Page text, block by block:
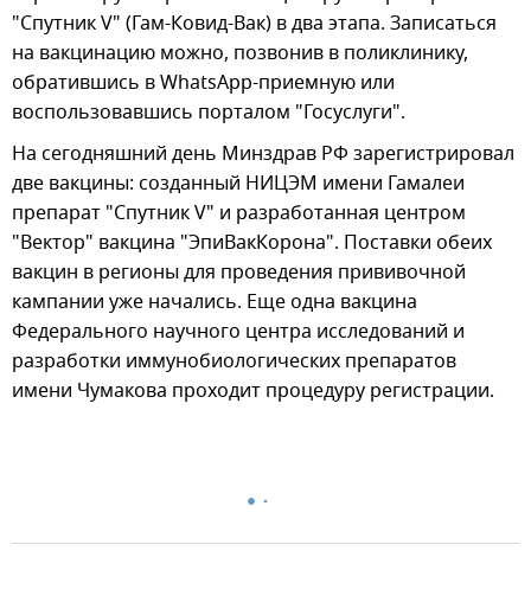
"Спутник V" (Гам-Ковид-Вак) в два этапа. Записаться
на вакцинацию можно, позвонив в поликлинику,
обратившись в WhatsApp-приемную или
воспользовавшись порталом "Госуслуги".
На сегодняшний день Минздрав РФ зарегистрировал
две вакцины: созданный НИЦЭМ имени Гамалеи
препарат "Спутник V" и разработанная центром
"Вектор" вакцина "ЭпиВакКорона". Поставки обеих
вакцин в регионы для проведения прививочной
кампании уже начались. Еще одна вакцина
Федерального научного центра исследований и
разработки иммунобиологических препаратов
имени Чумакова проходит процедуру регистрации.